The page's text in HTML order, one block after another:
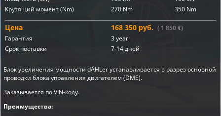
Крутящий момент (Nm)
270 Nm 350 Nm
Цена 168 350 руб. ( 1 850 €)
Гарантия
3 year
Срок поставки
7-14 дней
Блок увеличения мощности dÄHLer устанавливается в разрез основной
проводки блока управления двигателем (DME).
Заказывается по VIN-коду.
Преимущества: